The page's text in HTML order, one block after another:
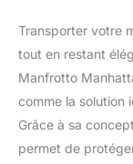
Transporter votre
tout en restant
Manfrotto
comme la solution
Grâce à sa
permet de